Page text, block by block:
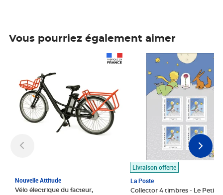
Vous pourriez également aimer
Nouvelle Attitude
Vélo électrique du facteur,
Livraison offerte
La Poste
Collector 4 timbres - Le Petit
Prix 7,50€